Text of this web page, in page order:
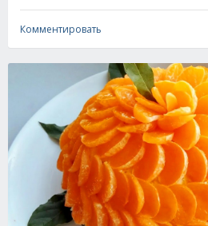
Комментировать